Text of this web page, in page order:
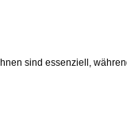
sind essenziell,